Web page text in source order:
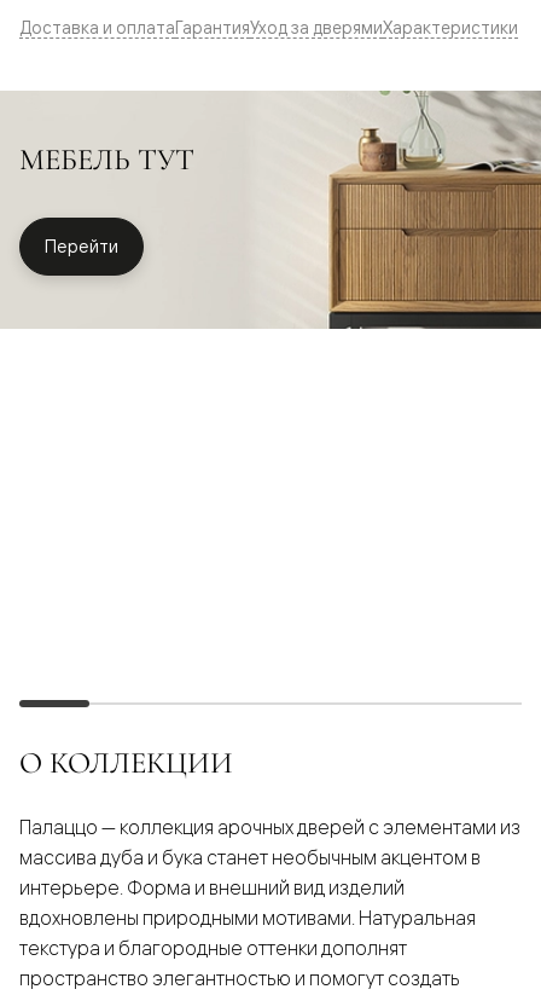
Доставка и оплатаГарантияУход за дверямиХарактеристики
МЕБЕЛЬ ТУТ
Перейти
О КОЛЛЕКЦИИ
Палаццо — коллекция арочных дверей с элементами из
массива дуба и бука станет необычным акцентом в
интерьере. Форма и внешний вид изделий
вдохновлены природными мотивами. Натуральная
текстура и благородные оттенки дополнят
пространство элегантностью и помогут создать